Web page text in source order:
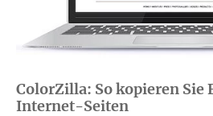
ColorZilla: So kopieren Sie
Internet-Seiten